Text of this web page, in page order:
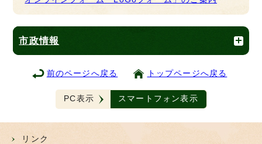
市政情報
前のページへ戻る トップページへ戻る
PC表示 スマートフォン表示
リンク